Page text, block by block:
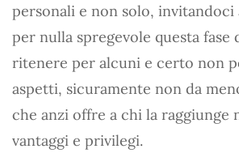
personali e non solo, invitandoci
per nulla spregevole questa fase
ritenere per alcuni e certo non
aspetti, sicuramente non da
che anzi offre a chi la raggiunge
vantaggi e privilegi.